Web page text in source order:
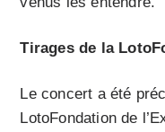
Tirages de la
Le concert a été
LotoFondation de